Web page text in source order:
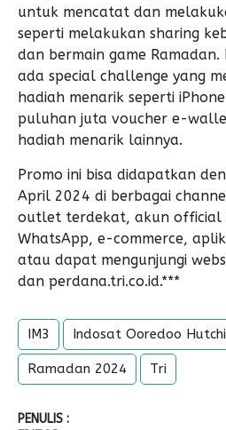
untuk mencatat dan
seperti melakukan sharing
dan bermain game
ada special challenge yang
hadiah menarik seperti
puluhan juta voucher e-
hadiah menarik lainnya.
Promo ini bisa didapatkan
April 2024 di berbagai
outlet terdekat, akun official
WhatsApp, e-commerce,
atau dapat mengunjungi
dan perdana.tri.co.id.***
IM3 Indosat Ooredoo
Ramadan 2024 Tri
PENULIS :